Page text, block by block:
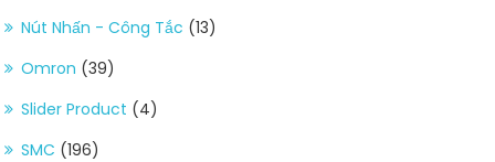
Nút Nhấn - Công Tắc (13)
Omron (39)
Slider Product (4)
SMC (196)